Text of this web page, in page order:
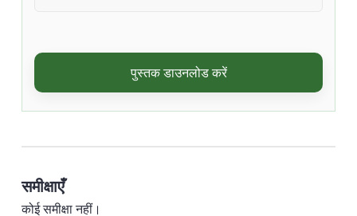
पुस्तक डाउनलोड करें
समीक्षाएँ
कोई समीक्षा नहीं।